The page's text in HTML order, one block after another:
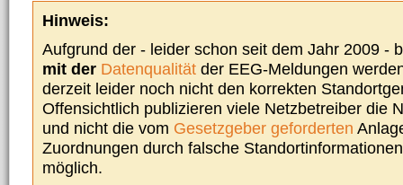
Hinweis:
Aufgrund der - leider schon seit dem Jahr 2009 -
mit der Datenqualität der EEG-Meldungen
derzeit leider noch nicht den korrekten
Offensichtlich publizieren viele Netzbetreiber die
und nicht die vom Gesetzgeber geforderten
Zuordnungen durch falsche
möglich.